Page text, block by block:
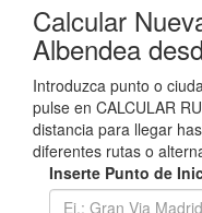
Calcular
Albendea
Introduzca punto o
pulse en CALCULAR
distancia para llegar
diferentes rutas o
Inserte Punto de